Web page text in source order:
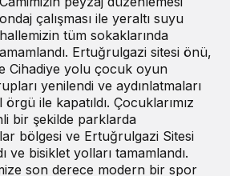
çalışması ile yeraltı suyu
tüm sokaklarında
Ertuğrulgazi sitesi önü,
Cihadiye yolu çocuk oyun
yenilendi ve aydınlatmaları
ile kapatıldı. Çocuklarımız
bir şekilde parklarda
bölgesi ve Ertuğrulgazi Sitesi
ve bisiklet yolları tamamlandı.
son derece modern bir spor